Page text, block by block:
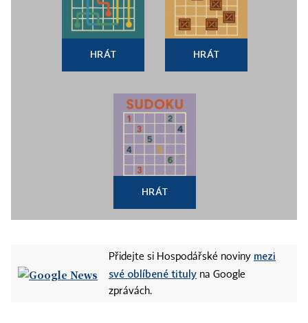
HRÁT HRÁT
HRÁT
Přidejte si Hospodářské noviny mezi
své oblíbené tituly na Google
zprávách.